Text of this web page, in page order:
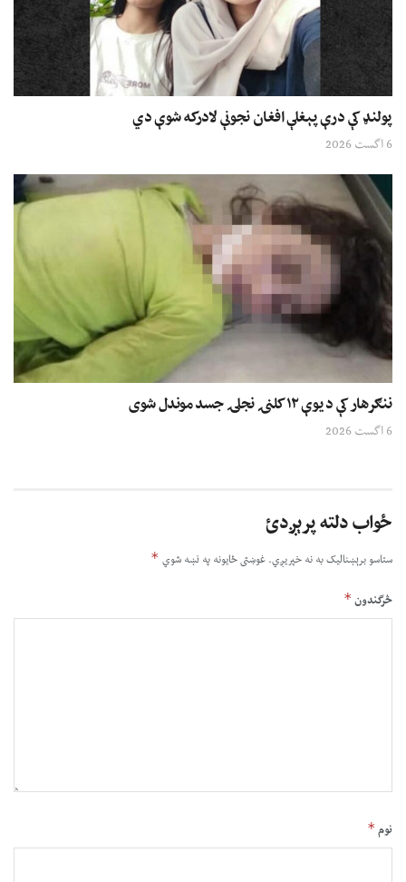
پولنډ کې درې پېغلې افغان نجونې لادرکه شوې دي
6 اگست 2026
ننګرهار کې د یوې ۱۲ کلنۍ نجلۍ جسد موندل شوی
6 اگست 2026
ځواب دلته پرېږدئ
ستاسو برېښناليک به نه خپريږي.غوښتى ځایونه په نښه شوي *
څرگندون*
نوم*